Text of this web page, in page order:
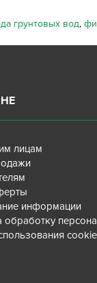
грунтовых вод,
лицам
информации
обработку